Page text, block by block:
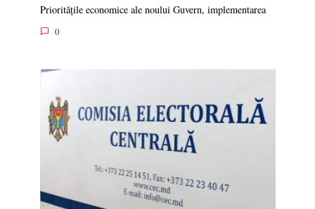
Prioritățile economice ale noului Guvern, implementarea
0